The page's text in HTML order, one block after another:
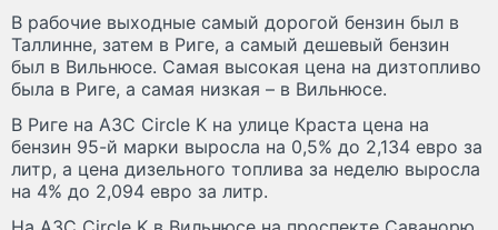
В рабочие выходные самый дорогой бензин был в
Таллинне, затем в Риге, а самый дешевый бензин
был в Вильнюсе. Самая высокая цена на дизтопливо
была в Риге, а самая низкая – в Вильнюсе.
В Риге на АЗС Circle K на улице Краста цена на
бензин 95-й марки выросла на 0,5% до 2,134 евро за
литр, а цена дизельного топлива за неделю выросла
на 4% до 2,094 евро за литр.